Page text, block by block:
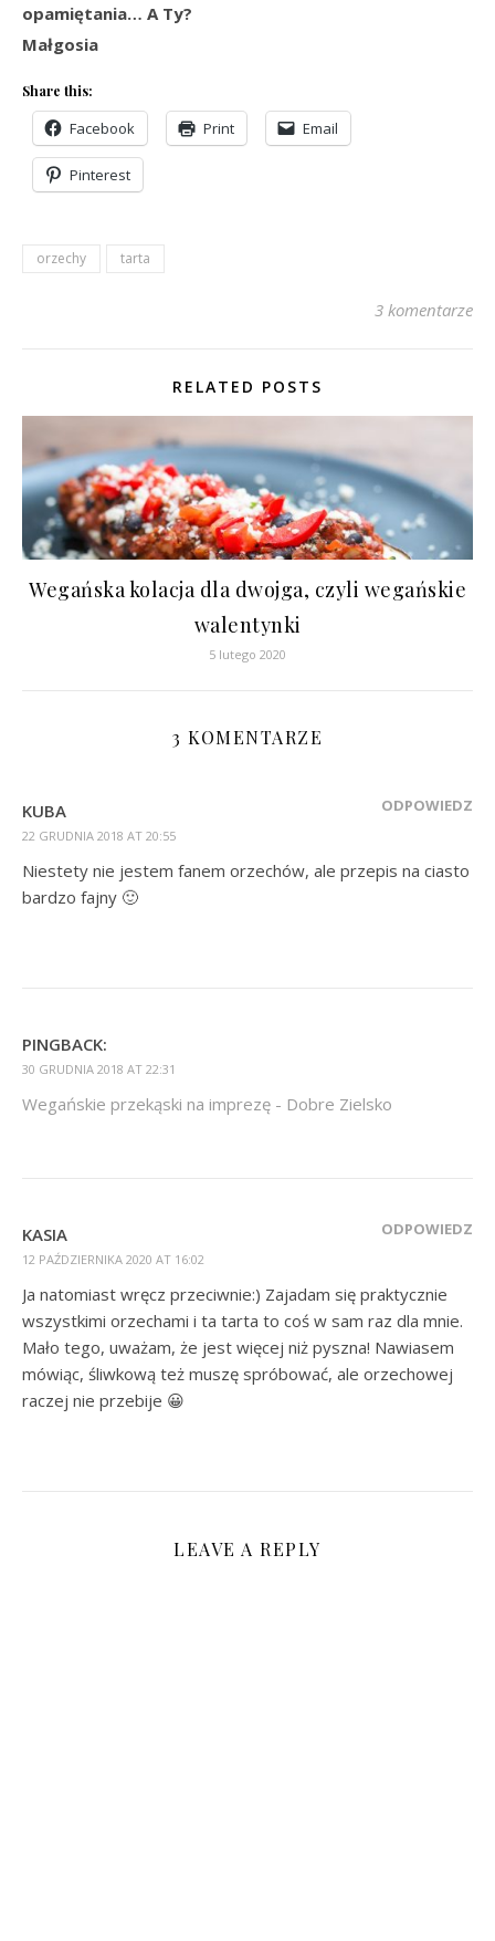
opamiętania… A Ty?
Małgosia
Share this:
Facebook Print Email
Pinterest
orzechy tarta
3 komentarze
RELATED POSTS
Wegańska kolacja dla dwojga, czyli wegańskie
walentynki
5 lutego 2020
3 KOMENTARZE
KUBA
22 GRUDNIA 2018 AT 20:55
ODPOWIEDZ
Niestety nie jestem fanem orzechów, ale przepis na ciasto
bardzo fajny 🙂
PINGBACK:
30 GRUDNIA 2018 AT 22:31
Wegańskie przekąski na imprezę - Dobre Zielsko
KASIA
12 PAŹDZIERNIKA 2020 AT 16:02
ODPOWIEDZ
Ja natomiast wręcz przeciwnie:) Zajadam się praktycznie
wszystkimi orzechami i ta tarta to coś w sam raz dla mnie.
Mało tego, uważam, że jest więcej niż pyszna! Nawiasem
mówiąc, śliwkową też muszę spróbować, ale orzechowej
raczej nie przebije 😀
LEAVE A REPLY